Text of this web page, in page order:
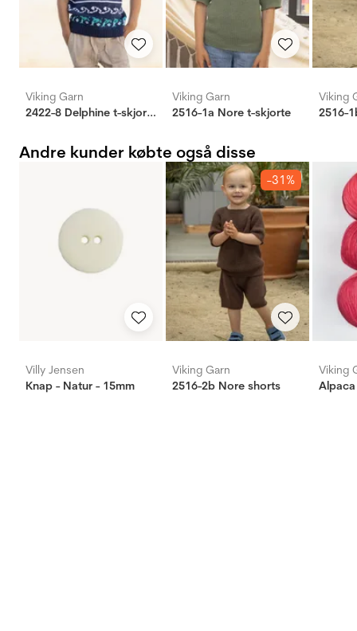
Viking Garn
2422-8 Delphine t-skjorte
Viking Garn
2516-1a Nore t-skjorte
Viking
2516-
Andre kunder købte også disse
Villy Jensen
Knap - Natur - 15mm
-31%
Viking Garn
2516-2b Nore shorts
Viking